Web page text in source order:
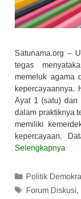
Satunama.org –
tegas
memeluk agama
Ayat 1 (satu) dan
dalam praktiknya
memiliki
kepercayaan.
Selengkapnya
Kategori
Politik
Tag
Forum Diskusi,